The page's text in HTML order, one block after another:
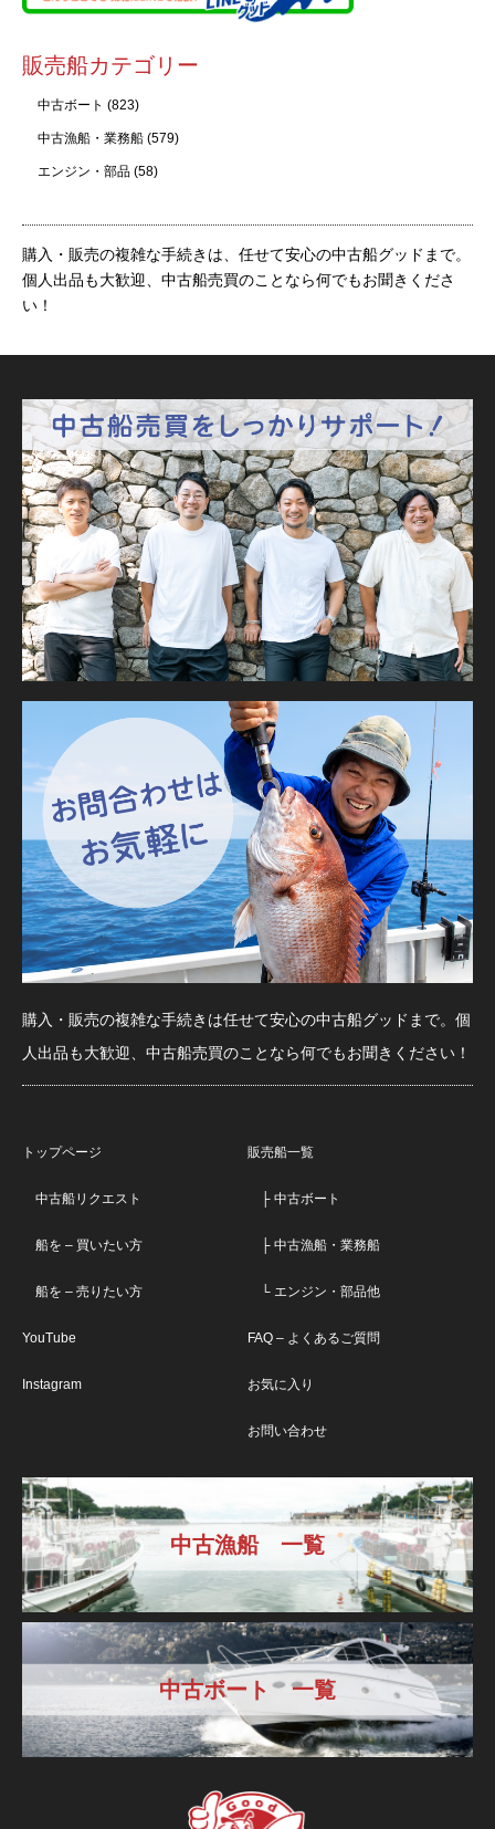
販売船カテゴリー
中古ボート (823)
中古漁船・業務船 (579)
エンジン・部品 (58)
購入・販売の複雑な手続きは、任せて安心の中古船グッドまで。
個人出品も大歓迎、中古船売買のことなら何でもお聞きくださ
い！
購入・販売の複雑な手続きは任せて安心の中古船グッドまで。個
人出品も大歓迎、中古船売買のことなら何でもお聞きください！
トップページ
中古船リクエスト
船を – 買いたい方
船を – 売りたい方
YouTube
Instagram
販売船一覧
├ 中古ボート
├ 中古漁船・業務船
└ エンジン・部品他
FAQ – よくあるご質問
お気に入り
お問い合わせ
中古漁船 一覧
中古ボート 一覧